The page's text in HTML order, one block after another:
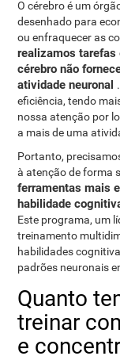
O cérebro é um
desenhado para
ou enfraquecer as
realizamos tarefas
cérebro não
atividade neuronal
eficiência, tendo
nossa atenção por
a mais de uma
Portanto,
à atenção de forma
ferramentas mais
habilidade
Este programa, um
treinamento
habilidades
padrões neuronais
Quanto
treinar
e